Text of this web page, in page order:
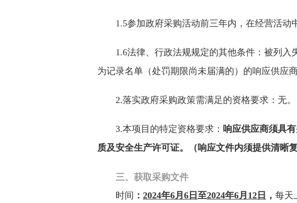
1.5参加政府采购活动前三年内，在经营活动
1.6法律、行政法规规定的其他条件：被列入
为记录名单（处罚期限尚未届满的）的响应供应
2.落实政府采购政策需满足的资格要求： 无。
3.本项目的特定资格要求： 响应供应商须具
质及安全生产许可证。
（响应文件内须提供清晰
三、获取采购文件
时间 ： 2024年6月 6 日 至2024年6月 12日 ， 每天